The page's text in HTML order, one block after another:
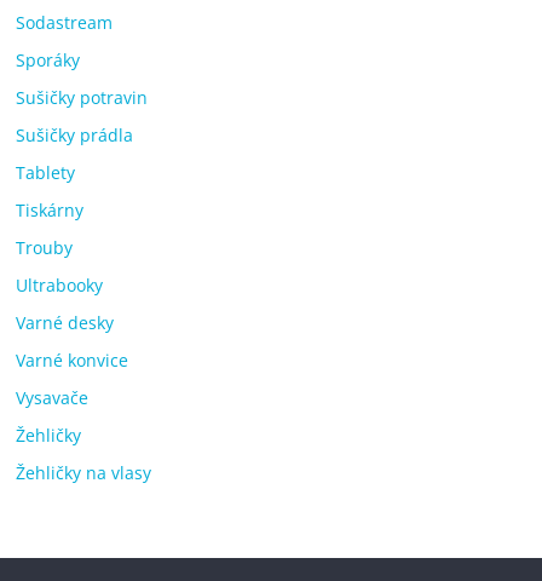
Sodastream
Sporáky
Sušičky potravin
Sušičky prádla
Tablety
Tiskárny
Trouby
Ultrabooky
Varné desky
Varné konvice
Vysavače
Žehličky
Žehličky na vlasy